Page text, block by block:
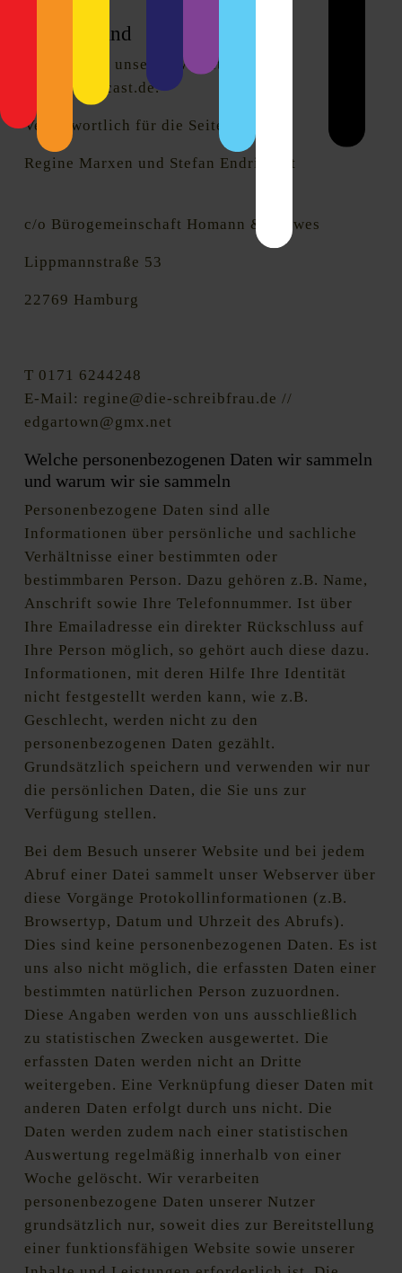
Wer wir sind
Die Adresse unserer Website ist:
http://hhopcast.de.
Verantwortlich für die Seite:
Regine Marxen und Stefan Endrigkeit
c/o Bürogemeinschaft Homann & Drewes
Lippmannstraße 53
22769 Hamburg
T 0171 6244248
E-Mail: regine@die-schreibfrau.de //
edgartown@gmx.net
Welche personenbezogenen Daten wir sammeln
und warum wir sie sammeln
Personenbezogene Daten sind alle
Informationen über persönliche und sachliche
Verhältnisse einer bestimmten oder
bestimmbaren Person. Dazu gehören z.B. Name,
Anschrift sowie Ihre Telefonnummer. Ist über
Ihre Emailadresse ein direkter Rückschluss auf
Ihre Person möglich, so gehört auch diese dazu.
Informationen, mit deren Hilfe Ihre Identität
nicht festgestellt werden kann, wie z.B.
Geschlecht, werden nicht zu den
personenbezogenen Daten gezählt.
Grundsätzlich speichern und verwenden wir nur
die persönlichen Daten, die Sie uns zur
Verfügung stellen.
Bei dem Besuch unserer Website und bei jedem
Abruf einer Datei sammelt unser Webserver über
diese Vorgänge Protokollinformationen (z.B.
Browsertyp, Datum und Uhrzeit des Abrufs).
Dies sind keine personenbezogenen Daten. Es ist
uns also nicht möglich, die erfassten Daten einer
bestimmten natürlichen Person zuzuordnen.
Diese Angaben werden von uns ausschließlich
zu statistischen Zwecken ausgewertet. Die
erfassten Daten werden nicht an Dritte
weitergeben. Eine Verknüpfung dieser Daten mit
anderen Daten erfolgt durch uns nicht. Die
Daten werden zudem nach einer statistischen
Auswertung regelmäßig innerhalb von einer
Woche gelöscht. Wir verarbeiten
personenbezogene Daten unserer Nutzer
grundsätzlich nur, soweit dies zur Bereitstellung
einer funktionsfähigen Website sowie unserer